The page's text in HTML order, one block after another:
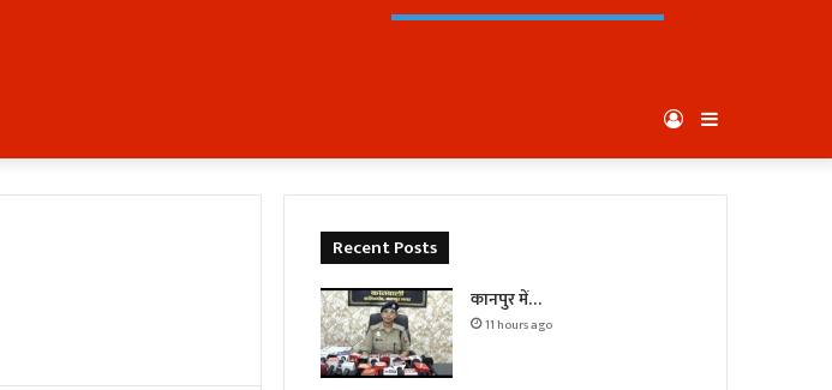
Log
In
Recent Posts
कानपुर में…
11 hours ago